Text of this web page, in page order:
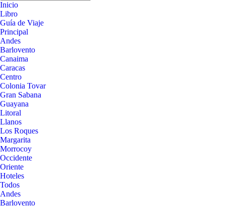
Inicio
Libro
Guía de Viaje
Principal
Andes
Barlovento
Canaima
Caracas
Centro
Colonia Tovar
Gran Sabana
Guayana
Litoral
Llanos
Los Roques
Margarita
Morrocoy
Occidente
Oriente
Hoteles
Todos
Andes
Barlovento